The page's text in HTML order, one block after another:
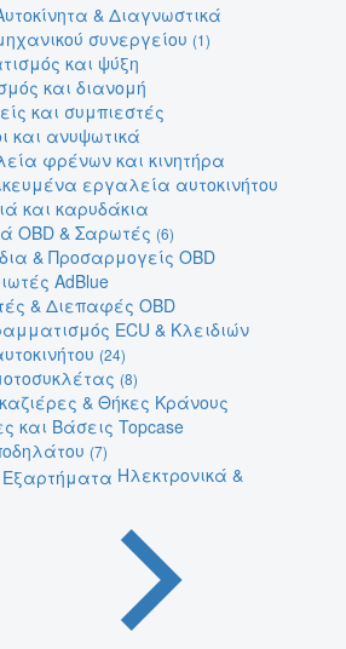
& Διαγνωστικά
συνεργείου (1)
και ψύξη
και διανομή
και συμπιεστές
και ανυψωτικά
φρένων και κινητήρα
εργαλεία αυτοκινήτου
και καρυδάκια
OBD & Σαρωτές (6)
& Προσαρμογείς OBD
AdBlue
& Διεπαφές OBD
ECU & Κλειδιών
(24)
(8)
& Θήκες Κράνους
και Βάσεις Topcase
(7)
Ηλεκτρονικά &